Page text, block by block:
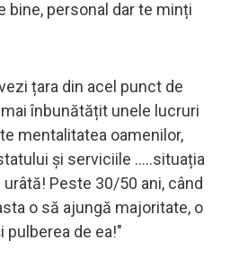
bine, personal dar te minți
țara din acel punct de
înbunătățit unele lucruri
mentalitatea oamenilor,
și serviciile .....situația
Peste 30/50 ani, când
o să ajungă majoritate, o
pulberea de ea!"